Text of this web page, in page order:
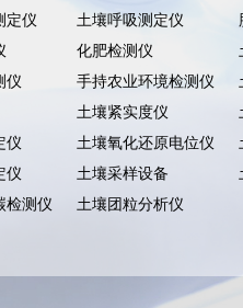
定仪
土壤呼吸测定仪
化肥检测仪
仪
手持农业环境检测仪
土壤紧实度仪
仪
土壤氧化还原电位仪
仪
土壤采样设备
检测仪
土壤团粒分析仪